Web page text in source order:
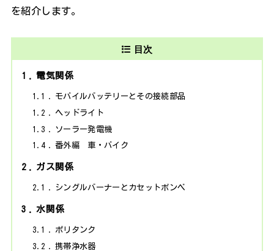
を紹介します。
目次
1 電気関係
1.1
モバイルバッテリーとその接続部品
1.2
ヘッドライト
1.3
ソーラー発電機
1.4
番外編 車・バイク
2 ガス関係
2.1 シングルバーナーとカセットボンベ
3 水関係
3.1
ポリタンク
3.2
携帯浄水器